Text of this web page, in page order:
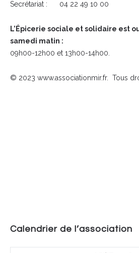
Secrétariat : 04 22 49 10 00
L’Épicerie sociale et solidaire est
samedi matin :
09h00-12h00 et 13h00-14h00.
© 2023 www.associationmir.fr. Tous
Calendrier de l’association